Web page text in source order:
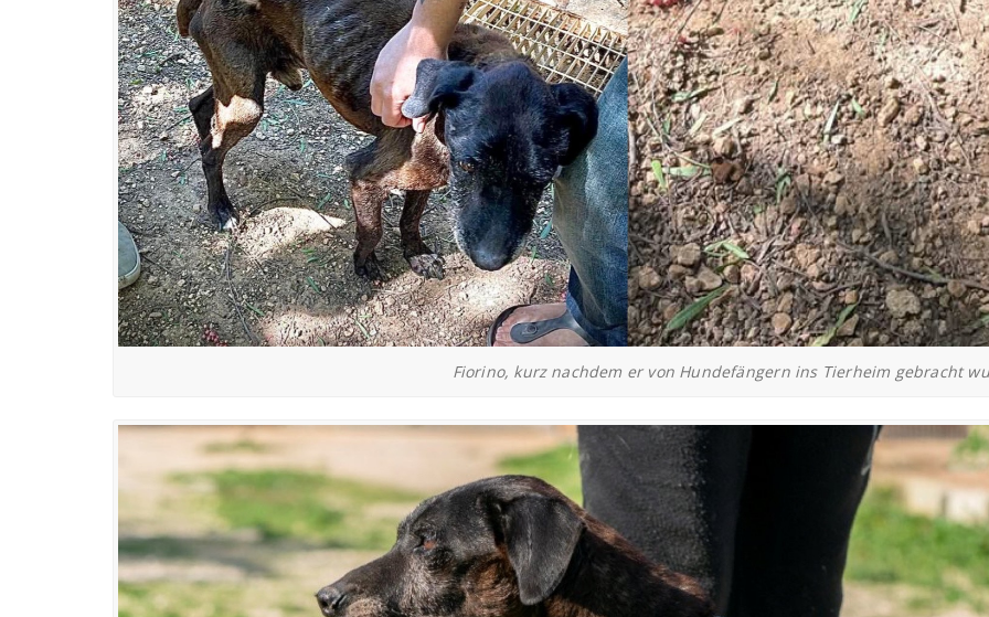
Fiorino, kurz nachdem er von Hundefängern ins Tierheim gebracht